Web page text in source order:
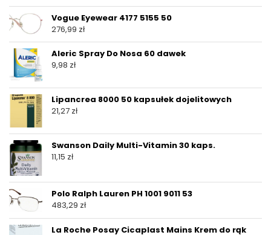
Vogue Eyewear 4177 5155 50
276,99 zł
Aleric Spray Do Nosa 60 dawek
9,98 zł
Lipancrea 8000 50 kapsułek dojelitowych
21,27 zł
Swanson Daily Multi-Vitamin 30 kaps.
11,15 zł
Polo Ralph Lauren PH 1001 9011 53
483,29 zł
La Roche Posay Cicaplast Mains Krem do rąk